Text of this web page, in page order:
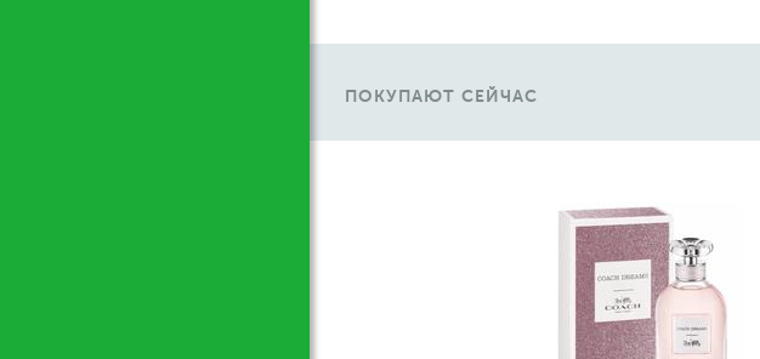
ПОКУПАЮТ СЕЙЧАС